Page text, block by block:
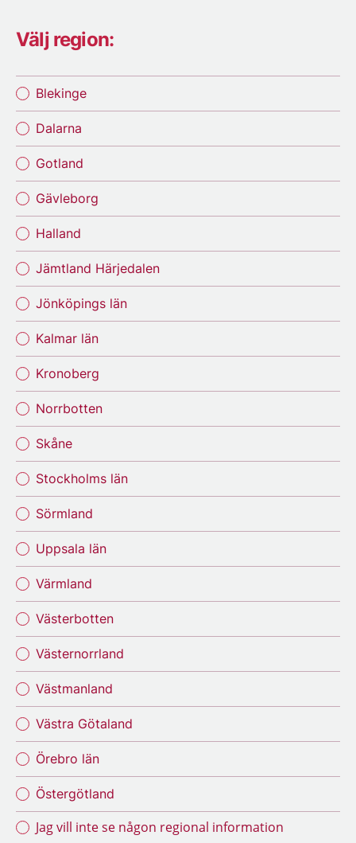
Välj region:
Blekinge
Dalarna
Gotland
Gävleborg
Halland
Jämtland Härjedalen
Jönköpings län
Kalmar län
Kronoberg
Norrbotten
Skåne
Stockholms län
Sörmland
Uppsala län
Värmland
Västerbotten
Västernorrland
Västmanland
Västra Götaland
Örebro län
Östergötland
Jag vill inte se någon regional information